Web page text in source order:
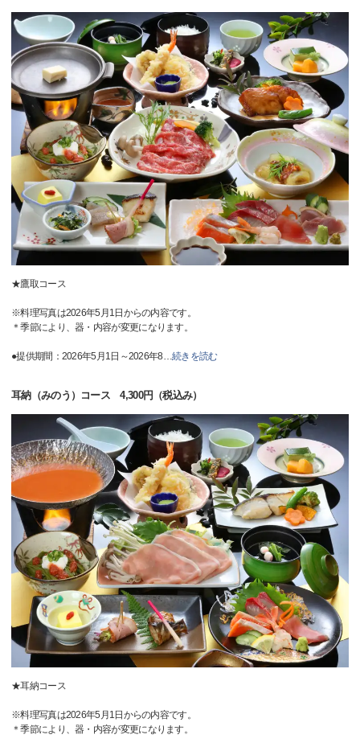
★鷹取コース
※料理写真は2026年5月1日からの内容です。
＊季節により、器・内容が変更になります。
●提供期間：2026年5月1日～2026年8…続きを読む
耳納（みのう）コース 4,300円（税込み）
★耳納コース
※料理写真は2026年5月1日からの内容です。
＊季節により、器・内容が変更になります。